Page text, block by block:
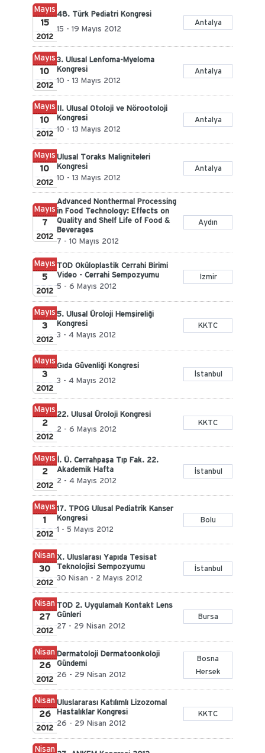
Mayıs
15
2012
48. Türk Pediatri Kongresi
15 - 19 Mayıs 2012
Antalya
Mayıs
10
2012
3. Ulusal Lenfoma-Myeloma
Kongresi
10 - 13 Mayıs 2012
Antalya
Mayıs
10
2012
II. Ulusal Otoloji ve Nörootoloji
Kongresi
10 - 13 Mayıs 2012
Antalya
Mayıs
10
2012
Ulusal Toraks Maligniteleri
Kongresi
10 - 13 Mayıs 2012
Antalya
Mayıs
7
2012
Advanced Nonthermal Processing
in Food Technology: Effects on
Quality and Shelf Life of Food &
Beverages
7 - 10 Mayıs 2012
Aydın
Mayıs
5
2012
TOD Oküloplastik Cerrahi Birimi
Video - Cerrahi Sempozyumu
5 - 6 Mayıs 2012
İzmir
Mayıs
3
2012
5. Ulusal Üroloji Hemşireliği
Kongresi
3 - 4 Mayıs 2012
KKTC
Mayıs
3
2012
Gıda Güvenliği Kongresi
3 - 4 Mayıs 2012
İstanbul
Mayıs
2
2012
22. Ulusal Üroloji Kongresi
2 - 6 Mayıs 2012
KKTC
Mayıs
2
2012
İ. Ü. Cerrahpaşa Tıp Fak. 22.
Akademik Hafta
2 - 4 Mayıs 2012
İstanbul
Mayıs
1
2012
17. TPOG Ulusal Pediatrik Kanser
Kongresi
1 - 5 Mayıs 2012
Bolu
Nisan
30
2012
X. Uluslarası Yapıda Tesisat
Teknolojisi Sempozyumu
30 Nisan - 2 Mayıs 2012
İstanbul
Nisan
27
2012
TOD 2. Uygulamalı Kontakt Lens
Günleri
27 - 29 Nisan 2012
Bursa
Nisan
26
2012
Dermatoloji Dermatoonkoloji
Gündemi
26 - 29 Nisan 2012
Bosna
Hersek
Nisan
26
2012
Uluslararası Katılımlı Lizozomal
Hastalıklar Kongresi
26 - 29 Nisan 2012
KKTC
Nisan